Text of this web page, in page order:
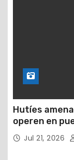
Hutíes
operen en
Jul 21, 2026